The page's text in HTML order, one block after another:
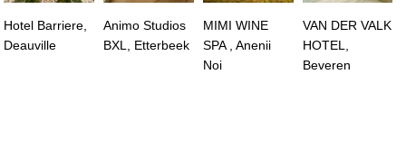
Hotel Barriere,
Deauville
Animo Studios
BXL, Etterbeek
MIMI WINE
SPA , Anenii
Noi
VAN DER VALK
HOTEL,
Beveren